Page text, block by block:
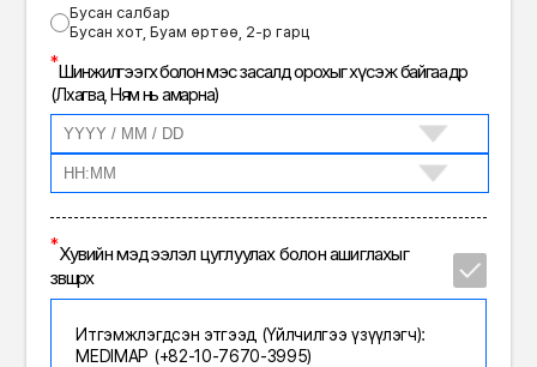
Бусан салбар
Бусан хот, Буам өртөө, 2-р гарц
*Шинжилгээ өгөх болон мэс засалд орохыг хүсэж байгаа өдөр
(Лхагва, Ням нь амарна)
*Хувийн мэдээлэл цуглуулах болон ашиглахыг
зөвшөөрөх
Итгэмжлэгдсэн этгээд (Үйлчилгээ үзүүлэгч):
MEDIMAP (+82-10-7670-3995)